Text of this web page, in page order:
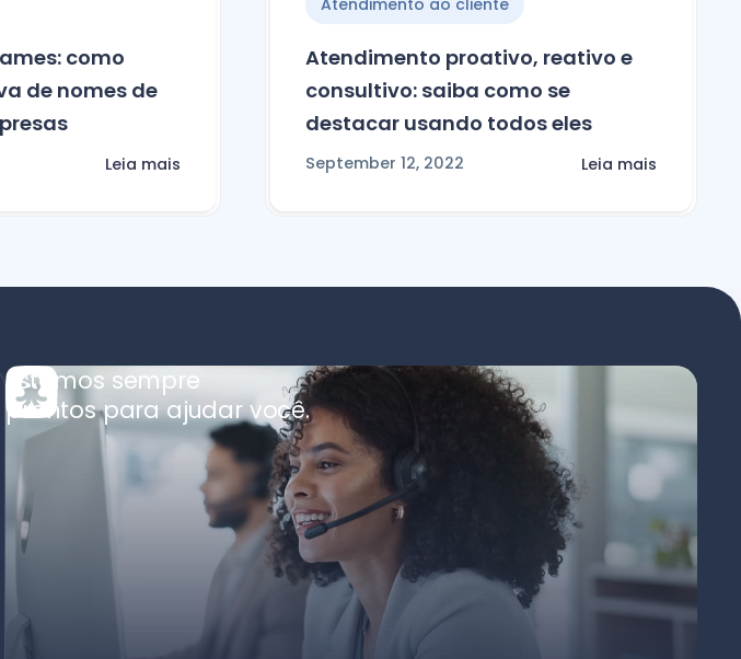
como
de nomes de
Leia mais
Atendimento ao cliente
Atendimento proativo, reativo e
consultivo: saiba como se
destacar usando todos eles
September 12, 2022 Leia mais
Estamos sempre
prontos para ajudar você.